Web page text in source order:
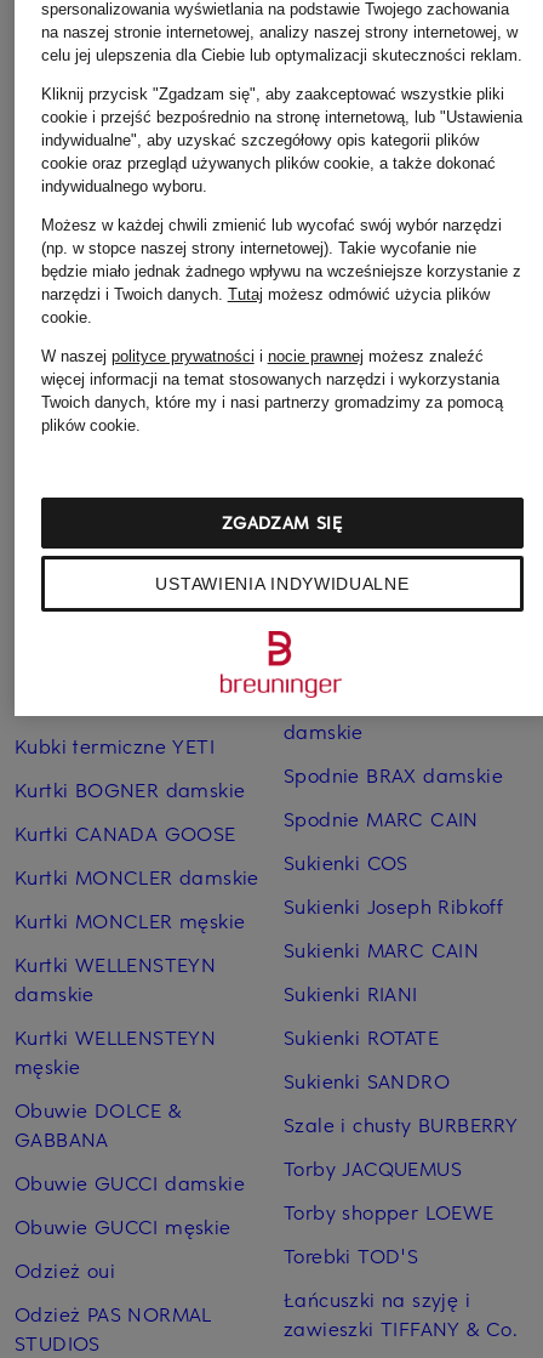
Spódnica plisowana
579 zł
Spódnica plisowana
579 zł
RAFFAELLO ROSSI
Spódnica SMEA
Najniższa cena:471,75
Cena regularna:
Bransoletki i bangle
TIFFANY & Co.
Kubki termiczne YETI
Kurtki BOGNER damskie
Kurtki CANADA GOOSE
Kurtki MONCLER damskie
Kurtki MONCLER męskie
Kurtki WELLENSTEYN
damskie
Kurtki WELLENSTEYN
męskie
Obuwie DOLCE &
GABBANA
Obuwie GUCCI damskie
Obuwie GUCCI męskie
Odzież oui
Odzież PAS NORMAL
STUDIOS
Pierścionki TIFFANY & Co.
Płaszcze puchowe Marc
O'Polo
Sneakersy GUCCI
damskie
Spodnie BRAX damskie
Spodnie MARC CAIN
Sukienki COS
Sukienki Joseph Ribkoff
Sukienki MARC CAIN
Sukienki RIANI
Sukienki ROTATE
Sukienki SANDRO
Szale i chusty BURBERRY
Torby JACQUEMUS
Torby shopper LOEWE
Torebki TOD'S
Łańcuszki na szyję i
zawieszki TIFFANY & Co.
spersonalizowania wyświetlania na podstawie Twojego zachowania
na naszej stronie internetowej, analizy naszej strony internetowej, w
celu jej ulepszenia dla Ciebie lub optymalizacji skuteczności reklam.
Kliknij przycisk "Zgadzam się", aby zaakceptować wszystkie pliki
cookie i przejść bezpośrednio na stronę internetową, lub "Ustawienia
indywidualne", aby uzyskać szczegółowy opis kategorii plików
cookie oraz przegląd używanych plików cookie, a także dokonać
indywidualnego wyboru.
Możesz w każdej chwili zmienić lub wycofać swój wybór narzędzi
(np. w stopce naszej strony internetowej). Takie wycofanie nie
będzie miało jednak żadnego wpływu na wcześniejsze korzystanie z
narzędzi i Twoich danych. Tutaj możesz odmówić użycia plików
cookie.
W naszej polityce prywatności i nocie prawnej możesz znaleźć
więcej informacji na temat stosowanych narzędzi i wykorzystania
Twoich danych, które my i nasi partnerzy gromadzimy za pomocą
plików cookie.
USTAWIENIA INDYWIDUALNE
ZGADZAM SIĘ